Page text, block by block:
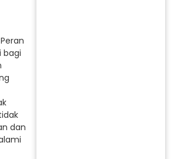
bagi
dan